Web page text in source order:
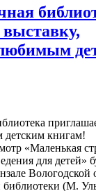
«Маленькая
для детей»
Вологодской
библиотеки (М.